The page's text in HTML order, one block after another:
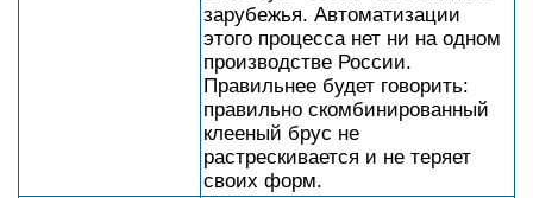
зарубежья. Автоматизации
этого процесса нет ни на одном
производстве России.
Правильнее будет говорить:
правильно скомбинированный
клееный брус не
растрескивается и не теряет
своих форм.